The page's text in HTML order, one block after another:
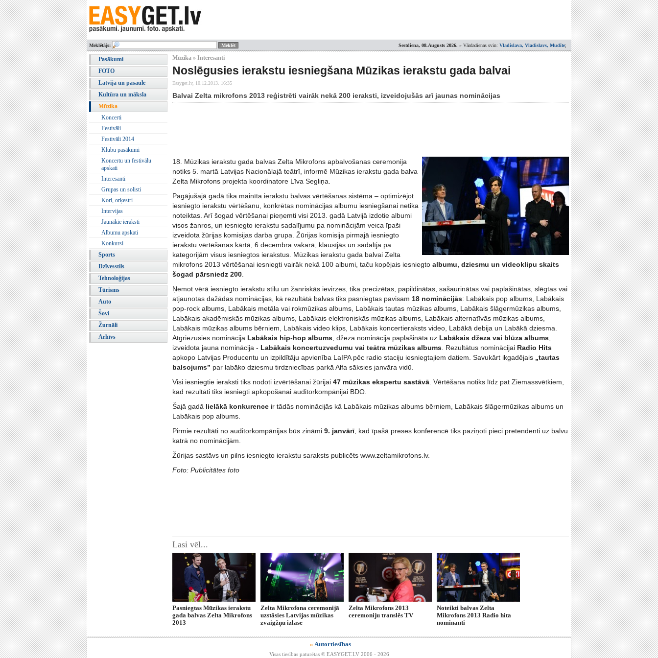
Sestdiena, 08.Augusts 2026. » Vārdadienas svin: Vladislava, Vladislavs, Mudīte;
Meklētājs:
Pasākumi
FOTO
Latvijā un pasaulē
Kultūra un māksla
Mūzika
Koncerti
Festivāli
Festivāli 2014
Klubu pasākumi
Koncertu un festivālu
apskati
Interesanti
Grupas un solisti
Kori, orķestri
Intervijas
Jaunākie ieraksti
Albumu apskati
Konkursi
Sports
Dzīvesstils
Tehnoloģijas
Tūrisms
Auto
Šovi
Žurnāli
Arhīvs
Mūzika » Interesanti
Noslēgusies ierakstu iesniegšana Mūzikas ierakstu gada balvai
Easyget.lv, 10.12.2013. 16:35
Balvai Zelta mikrofons 2013 reģistrēti vairāk nekā 200 ieraksti, izveidojušās arī jaunas nominācijas
18. Mūzikas ierakstu gada balvas Zelta Mikrofons apbalvošanas ceremonija
notiks 5. martā Latvijas Nacionālajā teātrī, informē Mūzikas ierakstu gada balva
Zelta Mikrofons projekta koordinatore Līva Segliņa.
Pagājušajā gadā tika mainīta ierakstu balvas vērtēšanas sistēma – optimizējot
iesniegto ierakstu vērtēšanu, konkrētas nominācijas albumu iesniegšanai netika
noteiktas. Arī šogad vērtēšanai pieņemti visi 2013. gadā Latvijā izdotie albumi
visos žanros, un iesniegto ierakstu sadalījumu pa nominācijām veica īpaši
izveidota žūrijas komisijas darba grupa. Žūrijas komisija pirmajā iesniegto
ierakstu vērtēšanas kārtā, 6.decembra vakarā, klausījās un sadalīja pa
kategorijām visus iesniegtos ierakstus. Mūzikas ierakstu gada balvai Zelta
mikrofons 2013 vērtēšanai iesniegti vairāk nekā 100 albumi, taču kopējais iesniegto albumu, dziesmu un videoklipu skaits
šogad pārsniedz 200
Ņemot vērā iesniegto ierakstu stilu un žanriskās ievirzes, tika precizētas, papildinātas, sašaurinātas vai paplašinātas, slēgtas vai
atjaunotas dažādas nominācijas, kā rezultātā balvas tiks pasniegtas pavisam 18 nominācijās: Labākais pop albums, Labākais
pop-rock albums, Labākais metāla vai rokmūzikas albums, Labākais tautas mūzikas albums, Labākais šlāgermūzikas albums,
Labākais akadēmiskās mūzikas albums, Labākais elektroniskās mūzikas albums, Labākais alternatīvās mūzikas albums,
Labākais mūzikas albums bērniem, Labākais video klips, Labākais koncertieraksts video, Labākā debija un Labākā dziesma.
Atgriezusies nominācija Labākais hip-hop albums , džeza nominācija paplašināta uz Labākais džeza vai blūza albums
izveidota jauna nominācija - Labākais koncertuzvedumu vai teātra mūzikas albums . Rezultātus nominācijai Radio Hits
apkopo Latvijas Producentu un izpildītāju apvienība LaIPA pēc radio staciju iesniegtajiem datiem. Savukārt ikgadējais „tautas
balsojums” par labāko dziesmu tirdzniecības parkā Alfa sāksies janvāra vidū.
Visi iesniegtie ieraksti tiks nodoti izvērtēšanai žūrijai 47 mūzikas ekspertu sastāvā . Vērtēšana notiks līdz pat Ziemassvētkiem,
kad rezultāti tiks iesniegti apkopošanai auditorkompānijai BDO.
Šajā gadā lielākā konkurence ir tādās nominācijās kā Labākais mūzikas albums bērniem, Labākais šlāgermūzikas albums un
Labākais pop albums.
Pirmie rezultāti no auditorkompānijas būs zināmi 9. janvārī , kad īpašā preses konferencē tiks paziņoti pieci pretendenti uz balvu
katrā no nominācijām.
Žūrijas sastāvs un pilns iesniegto ierakstu saraksts publicēts www.zeltamikrofons.lv.
Foto: Publicitātes foto
Lasi vēl...
Pasniegtas Mūzikas ierakstu
gada balvas Zelta Mikrofons
2013
Zelta Mikrofona ceremonijā
uzstāsies Latvijas mūzikas
zvaigžņu izlase
Zelta Mikrofons 2013
ceremoniju translēs TV
Noteikti balvas Zelta
Mikrofons 2013 Radio hita
nominanti
» Autortiesības
Visas tiesības paturētas © EASYGET.LV 2006 - 2026